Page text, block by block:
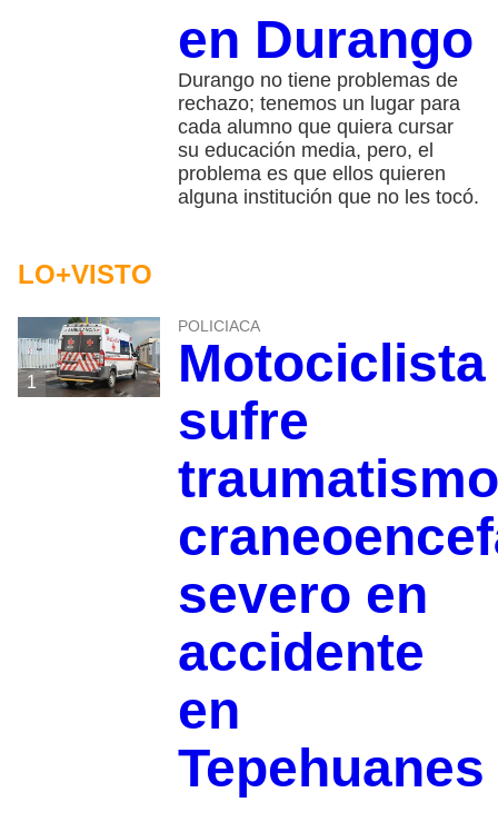
en Durango
Durango no tiene problemas de
rechazo; tenemos un lugar para
cada alumno que quiera cursar
su educación media, pero, el
problema es que ellos quieren
alguna institución que no les tocó.
LO+VISTO
1
POLICIACA
Motociclista
sufre
traumatismo
severo en
accidente
en
Tepehuanes